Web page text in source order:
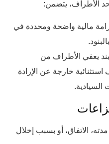
الأطراف، يتضمن:
مالية واضحة ومحددة في
يعفي الأطراف من
خارجة عن الإرادة
السيادية.
الاتفاق، أو بسبب إخلال